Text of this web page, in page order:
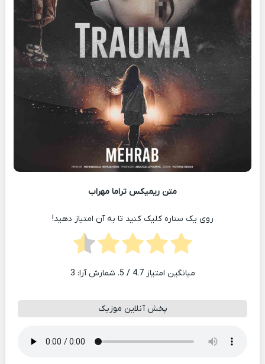
متن ریمیکس تراما مهراب
روی یک ستاره کلیک کنید تا به آن امتیاز دهید!
میانگین امتیاز4.7 / 5. شمارش آرا: 3
پخش آنلاین موزیک